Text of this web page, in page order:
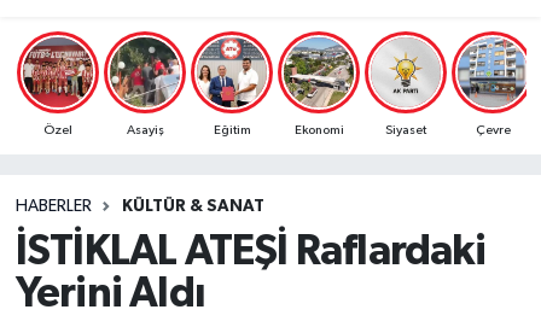
Özel Asayiş Eğitim Ekonomi Siyaset Çevre
HABERLER KÜLTÜR & SANAT
İSTİKLAL ATEŞİ Raflardaki
Yerini Aldı
Dünya
Eğitim
Gündem
Haber Reklam
Adana Trafik Yoğunluk Haritası
Süper Lig Puan Durumu ve Fikstür
Son Dakika Haberleri
Haber Arşivi